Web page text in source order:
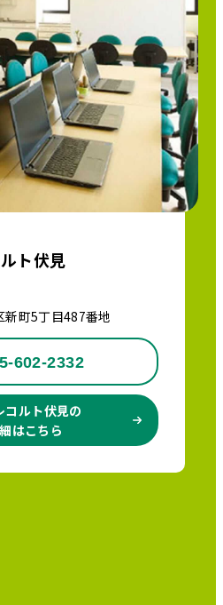
ト伏見
新町5丁目487番地
602-2332
コルト伏見の
はこちら